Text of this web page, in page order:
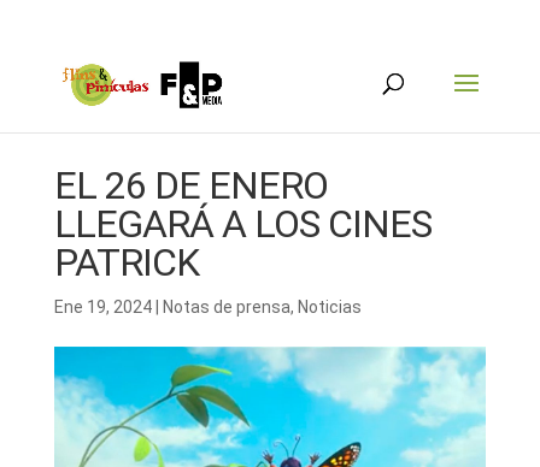
EL 26 DE ENERO
LLEGARÁ A LOS CINES
PATRICK
Ene 19, 2024| Notas de prensa, Noticias